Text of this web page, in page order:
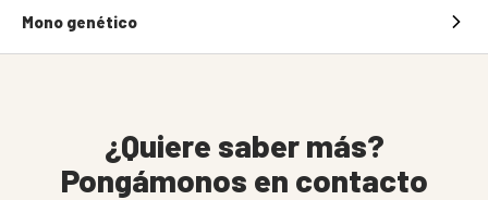
Mono genético
¿Quiere saber más?
Pongámonos en contacto